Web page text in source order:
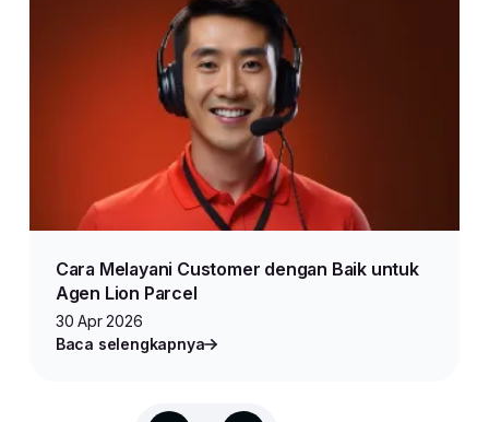
Cara Melayani Customer dengan Baik untuk
Agen Lion Parcel
30 Apr 2026
Baca selengkapnya